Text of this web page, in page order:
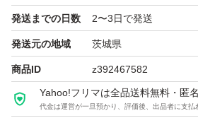
シャンプー
トリートメント
コンディショナー
ヘアオイル
頭皮ケア
発送までの日数 2〜3日で発送
発送元の地域 茨城県
商品ID z392467582
Yahoo!フリマは全品送料無料・匿
代金は運営が一旦預かり、評価後、出品者に支払